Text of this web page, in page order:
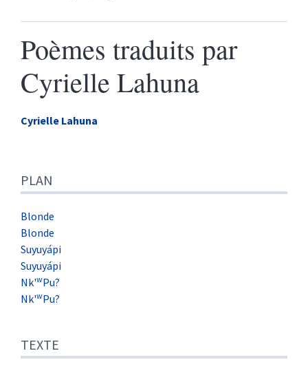
Poèmes traduits par
Cyrielle Lahuna
Cyrielle Lahuna
Texte
Citer cet article
Auteur
PLAN
Blonde
Blonde
Suyuyápi
Suyuyápi
Nk'wPu?
Nk'wPu?
TEXTE